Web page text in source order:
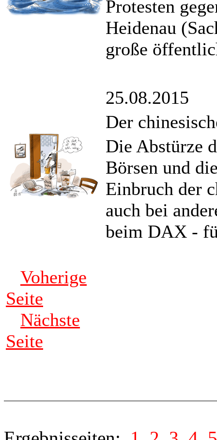
Protesten
Heidenau
große
25.08.2015
Der
Die Abstürze
Börsen und
Einbruch der
auch bei
beim DAX -
Voherige
Seite
Nächste
Seite